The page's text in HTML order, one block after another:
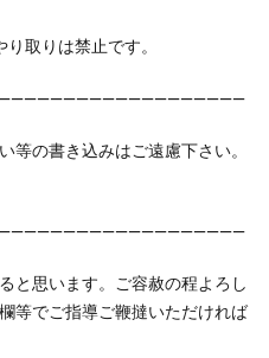
取りは禁止です。
等の書き込みはご遠慮下さい。
と思います。ご容赦の程よろし
等でご指導ご鞭撻いただければ